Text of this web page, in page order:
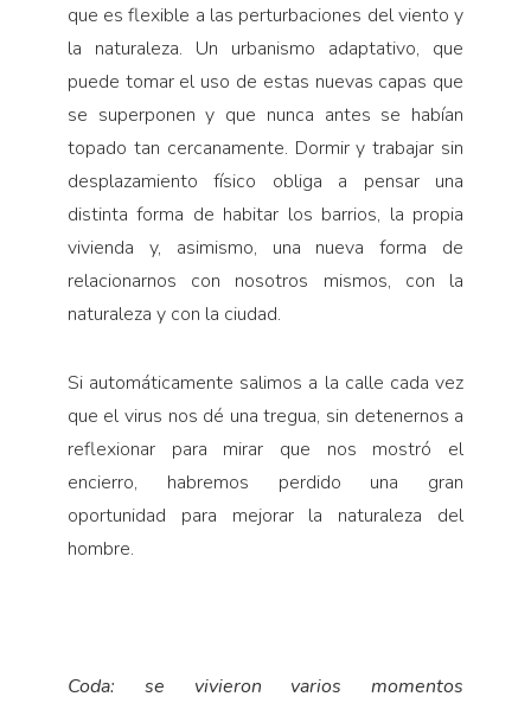
que es flexible a las perturbaciones del viento y
la naturaleza. Un urbanismo adaptativo, que
puede tomar el uso de estas nuevas capas que
se superponen y que nunca antes se habían
topado tan cercanamente. Dormir y trabajar sin
desplazamiento físico obliga a pensar una
distinta forma de habitar los barrios, la propia
vivienda y, asimismo, una nueva forma de
relacionarnos con nosotros mismos, con la
naturaleza y con la ciudad.
Si automáticamente salimos a la calle cada vez
que el virus nos dé una tregua, sin detenernos a
reflexionar para mirar que nos mostró el
encierro, habremos perdido una gran
oportunidad para mejorar la naturaleza del
hombre.
Coda: se vivieron varios momentos